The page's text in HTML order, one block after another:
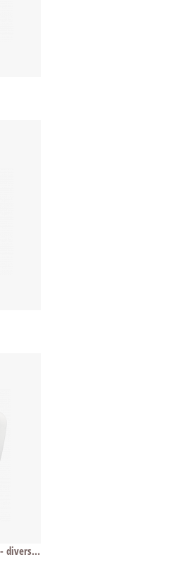
Collier Glamour Power Pearl - diverse Längen